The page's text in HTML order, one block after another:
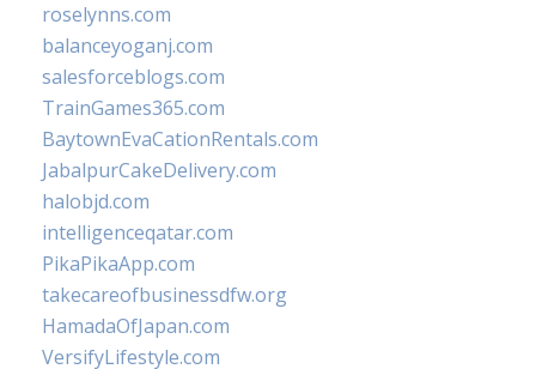
roselynns.com
balanceyoganj.com
salesforceblogs.com
TrainGames365.com
BaytownEvaCationRentals.com
JabalpurCakeDelivery.com
halobjd.com
intelligenceqatar.com
PikaPikaApp.com
takecareofbusinessdfw.org
HamadaOfJapan.com
VersifyLifestyle.com